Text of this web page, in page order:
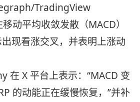
TradingView
动平均收敛发散（MACD）
现看涨交叉，并表明上涨动
在 X 平台上表示：“MACD 变
的动能正在缓慢恢复，”并补